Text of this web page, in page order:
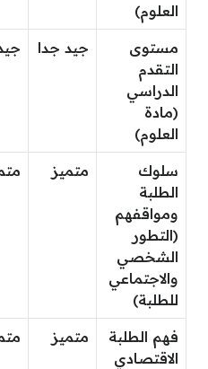
العلوم)
مستوى
التقدم
الدراسي
(مادة
العلوم)
جيد جدا
سلوك
الطلبة
ومواقفهم
(التطور
الشخصي
والاجتماعي
للطلبة)
متميز
فهم الطلبة
الاقتصادي
متميز